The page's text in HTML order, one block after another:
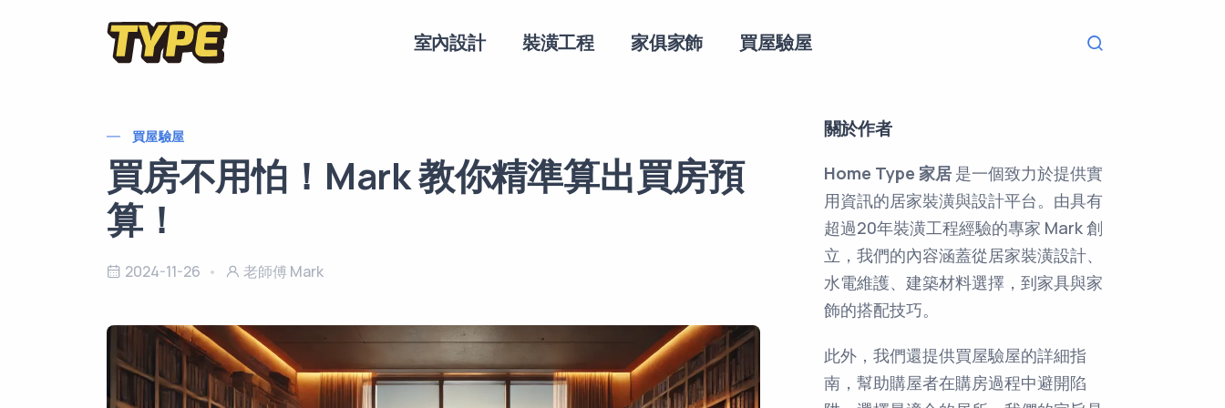
室內設計 裝潢工程 家俱家飾 買屋驗屋 Navigation
買屋驗屋
買房不用怕！Mark 教你精準算出買房預
算！
2024-11-26 老師傅 Mark
關於作者
Home Type 家居是一個致力於提供實
用資訊的居家裝潢與設計平台。由具有
超過20年裝潢工程經驗的專家 Mark 創
立，我們的內容涵蓋從居家裝潢設計、
水電維護、建築材料選擇，到家具與家
飾的搭配技巧。
此外，我們還提供買屋驗屋的詳細指
南，幫助購屋者在購房過程中避開陷